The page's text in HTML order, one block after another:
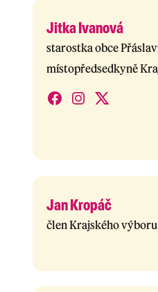
Jitka Ivanová
starostka obce
místopředsedkyně
Jan Kropáč
člen Krajského výboru